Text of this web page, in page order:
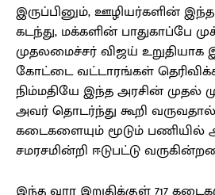
இருப்பினும், ஊழியர்களின்
கடந்து, மக்களின் பாதுகாப்பே
முதலமைச்சர் விஜய் உறுதியாக
கோட்டை வட்டாரங்கள்
நிம்மதியே இந்த அரசின் முதல்
அவர் தொடர்ந்து கூறி
கடைகளையும் மூடும் பணியில்
சமரசமின்றி ஈடுபட்டு